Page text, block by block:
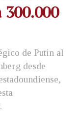
de Putin al
desde